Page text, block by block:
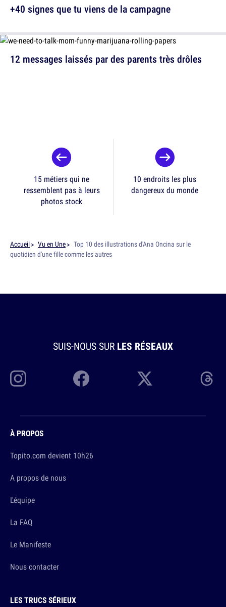
12 messages laissés par des parents très drôles
+40 signes que tu viens de la campagne
15 métiers qui ne
ressemblent pas à leurs
photos stock
10 endroits les plus
dangereux du monde
Accueil Vu en Une
Top 10 des illustrations d'Ana Oncina sur le
quotidien d'une fille comme les autres
SUIS-NOUS SUR LES RÉSEAUX
À PROPOS
Topito.com devient 10h26
A propos de nous
L'équipe
La FAQ
Le Manifeste
Nous contacter
LES TRUCS SÉRIEUX